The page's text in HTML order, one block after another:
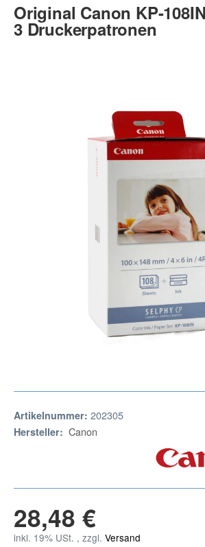
Original Canon KP-
3 Druckerpatronen
Artikelnummer: 202305
Hersteller: Canon
28,48 €
inkl. 19% USt. , zzgl. Versand